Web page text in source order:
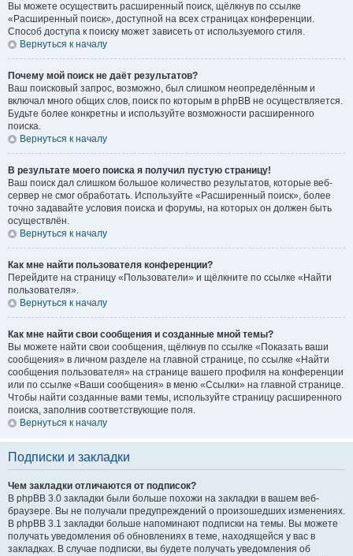
Вы можете осуществить расширенный поиск, щёлкнув по ссылке
«Расширенный поиск», доступной на всех страницах конференции.
Способ доступа к поиску может зависеть от используемого стиля.
Вернуться к началу
Почему мой поиск не даёт результатов?
Ваш поисковый запрос, возможно, был слишком неопределённым и
включал много общих слов, поиск по которым в phpBB не осуществляется.
Будьте более конкретны и используйте возможности расширенного
поиска.
Вернуться к началу
В результате моего поиска я получил пустую страницу!
Ваш поиск дал слишком большое количество результатов, которые веб-
сервер не смог обработать. Используйте «Расширенный поиск», более
точно задавайте условия поиска и форумы, на которых он должен быть
осуществлён.
Вернуться к началу
Как мне найти пользователя конференции?
Перейдите на страницу «Пользователи» и щёлкните по ссылке «Найти
пользователя».
Вернуться к началу
Как мне найти свои сообщения и созданные мной темы?
Вы можете найти свои сообщения, щёлкнув по ссылке «Показать ваши
сообщения» в личном разделе на главной странице, по ссылке «Найти
сообщения пользователя» на странице вашего профиля на конференции
или по ссылке «Ваши сообщения» в меню «Ссылки» на главной странице.
Чтобы найти созданные вами темы, используйте страницу расширенного
поиска, заполнив соответствующие поля.
Вернуться к началу
Подписки и закладки
Чем закладки отличаются от подписок?
В phpBB 3.0 закладки были больше похожи на закладки в вашем веб-
браузере. Вы не получали предупреждений о произошедших изменениях.
В phpBB 3.1 закладки больше напоминают подписки на темы. Вы можете
получать уведомления об обновлениях в теме, находящейся у вас в
закладках. В случае подписки, вы будете получать уведомления об